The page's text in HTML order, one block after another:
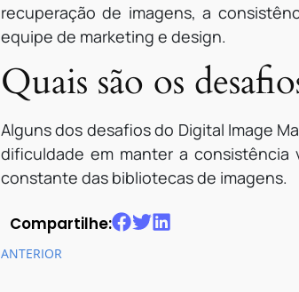
recuperação de imagens, a
equipe de marketing e design.
Quais são os
Alguns dos desafios do Digital Image
dificuldade em manter a
constante das bibliotecas de imagens.
Compartilhe:
ANTERIOR